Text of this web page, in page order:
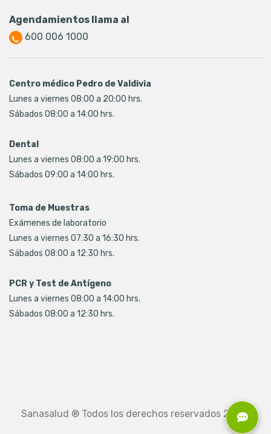
Agendamientos llama al
600 006 1000
Centro médico Pedro de Valdivia
Lunes a viernes 08:00 a 20:00 hrs.
Sábados 08:00 a 14:00 hrs.
Dental
Lunes a viernes 08:00 a 19:00 hrs.
Sábados 09:00 a 14:00 hrs.
Toma de Muestras
Exámenes de laboratorio
Lunes a viernes 07:30 a 16:30 hrs.
Sábados 08:00 a 12:30 hrs.
PCR y Test de Antígeno
Lunes a viernes 08:00 a 14:00 hrs.
Sábados 08:00 a 12:30 hrs.
Sanasalud ® Todos los derechos reservados 2026.